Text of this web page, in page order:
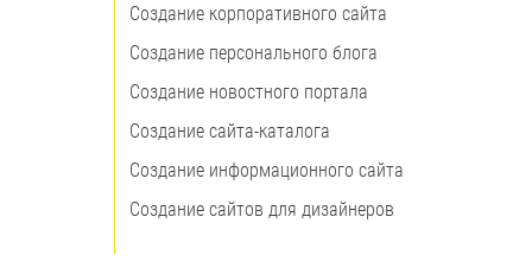
Создание корпоративного сайта
Создание персонального блога
Создание новостного портала
Создание сайта-каталога
Создание информационного сайта
Создание сайтов для дизайнеров